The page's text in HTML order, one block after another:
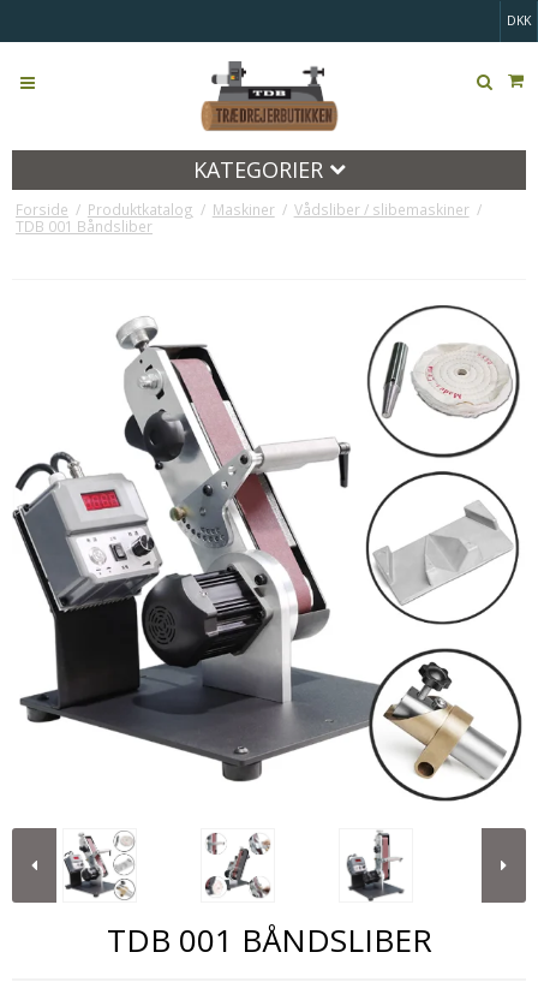
DKK
KATEGORIER
Forside / Produktkatalog / Maskiner / Vådsliber / slibemaskiner /
TDB 001 Båndsliber
TDB 001 BÅNDSLIBER